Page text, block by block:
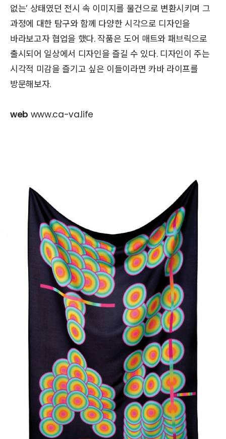
없는’ 상태였던 전시 속 이미지를 물건으로 변환시키며 그
과정에 대한 탐구와 함께 다양한 시각으로 디자인을
바라보고자 협업을 했다. 작품은 도어 매트와 패브릭으로
출시되어 일상에서 디자인을 즐길 수 있다. 디자인이 주는
시각적 미감을 즐기고 싶은 이들이라면 카바 라이프를
방문해보자.
web www.ca-va.life